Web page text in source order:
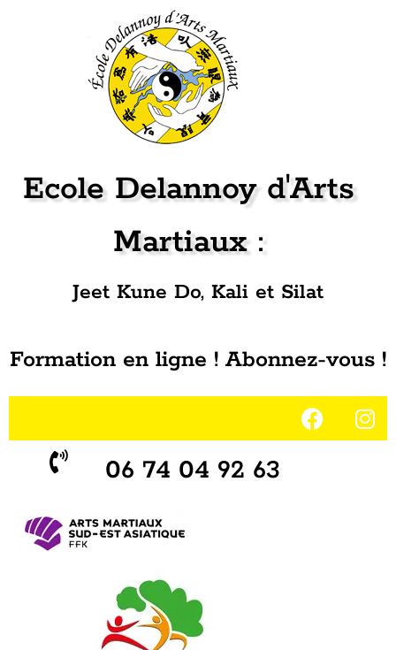
Ecole Delannoy d'Arts
Martiaux :
Jeet Kune Do, Kali et Silat
Formation en ligne ! Abonnez-vous !
06 74 04 92 63